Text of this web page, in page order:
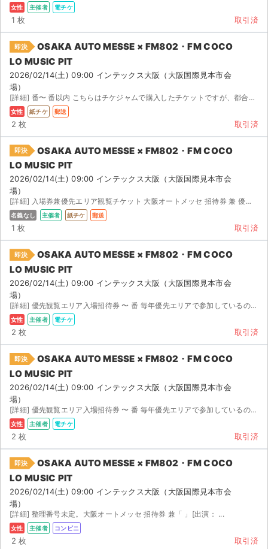
女性 主催者 電チケ
1 枚 取引済
即決
OSAKA AUTO MESSE × FM802・FM COCO
LO MUSIC PIT
2026/02/14(土) 09:00 インテックス大阪（大阪国際見本市会
場）
[詳細] 番〜 番以内 こちらはチケジャムで購入したチケットですが、都合により参加できなくなっ...
女性 紙チケ 郵送
2 枚 取引済
即決
OSAKA AUTO MESSE × FM802・FM COCO
LO MUSIC PIT
2026/02/14(土) 09:00 インテックス大阪（大阪国際見本市会
場）
[詳細] 入場券兼優先エリア観覧チケット 大阪オートメッセ 招待券 兼 優先...
名義なし 主催者 紙チケ 郵送
1 枚 取引済
即決
OSAKA AUTO MESSE × FM802・FM COCO
LO MUSIC PIT
2026/02/14(土) 09:00 インテックス大阪（大阪国際見本市会
場）
[詳細] 優先観覧エリア入場招待券 〜 番 毎年優先エリアで参加しているので 入場方法やステ...
女性 主催者 電チケ
2 枚 取引済
即決
OSAKA AUTO MESSE × FM802・FM COCO
LO MUSIC PIT
2026/02/14(土) 09:00 インテックス大阪（大阪国際見本市会
場）
[詳細] 優先観覧エリア入場招待券 〜 番 毎年優先エリアで参加しているので 入場方法やステー...
女性 主催者 電チケ
2 枚 取引済
即決
OSAKA AUTO MESSE × FM802・FM COCO
LO MUSIC PIT
2026/02/14(土) 09:00 インテックス大阪（大阪国際見本市会
場）
[詳細] 整理番号未定。大阪オートメッセ 招待券 兼「 」[出演： ...
女性 主催者 コンビニ
2 枚 取引済